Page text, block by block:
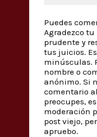
Puedes
Agradezco
prudente y
tus juicios.
minúsculas.
nombre o
anónimo. Si
comentario
preocupes,
moderación
post viejo,
apruebo.